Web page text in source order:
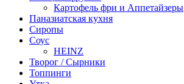
Картофель фри и Аппетайзеры
Паназиатская кухня​
Сиропы
Соус
HEINZ
Творог / Сырники
Топпинги